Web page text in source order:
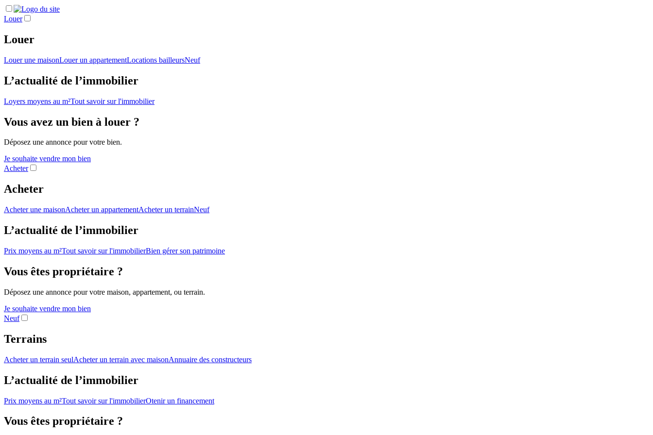
Louer
Louer
Louer une maisonLouer un appartementLocations bailleursNeuf
L’actualité de l’immobilier
Loyers moyens au m²Tout savoir sur l'immobilier
Vous avez un bien à louer ?
Déposez une annonce pour votre bien.
Je souhaite vendre mon bien
Acheter
Acheter
Acheter une maisonAcheter un appartementAcheter un terrainNeuf
L’actualité de l’immobilier
Prix moyens au m²Tout savoir sur l'immobilierBien gérer son patrimoine
Vous êtes propriétaire ?
Déposez une annonce pour votre maison, appartement, ou terrain.
Je souhaite vendre mon bien
Neuf
Terrains
Acheter un terrain seulAcheter un terrain avec maisonAnnuaire des constructeurs
L’actualité de l’immobilier
Prix moyens au m²Tout savoir sur l'immobilierOtenir un financement
Vous êtes propriétaire ?